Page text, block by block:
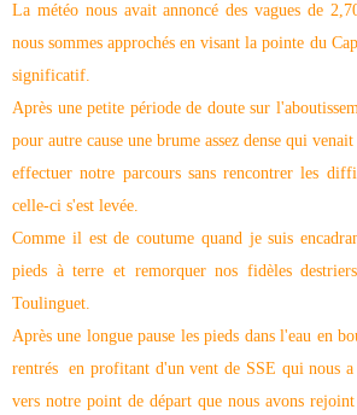
La météo nous avait annoncé des vagues de
nous sommes approchés en visant la pointe du
significatif.
Après une petite période de doute sur
pour autre cause une brume assez dense qui
effectuer notre parcours sans rencontrer les
celle-ci s'est levée.
Comme il est de coutume quand je suis
pieds à terre et remorquer nos fidèles
Toulinguet.
Après une longue pause les pieds dans l'eau en
rentrés en profitant d'un vent de SSE qui nous a
vers notre point de départ que nous avons